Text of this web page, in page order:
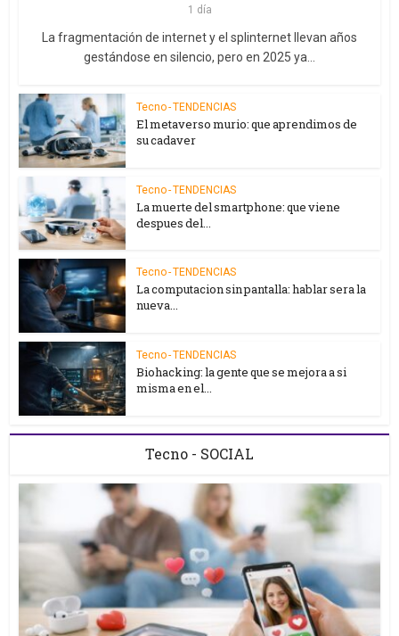
1 día
La fragmentación de internet y el splinternet llevan años
gestándose en silencio, pero en 2025 ya...
Tecno - TENDENCIAS
El metaverso murio: que aprendimos de
su cadaver
Tecno - TENDENCIAS
La muerte del smartphone: que viene
despues del...
Tecno - TENDENCIAS
La computacion sin pantalla: hablar sera la
nueva...
Tecno - TENDENCIAS
Biohacking: la gente que se mejora a si
misma en el...
Tecno - SOCIAL